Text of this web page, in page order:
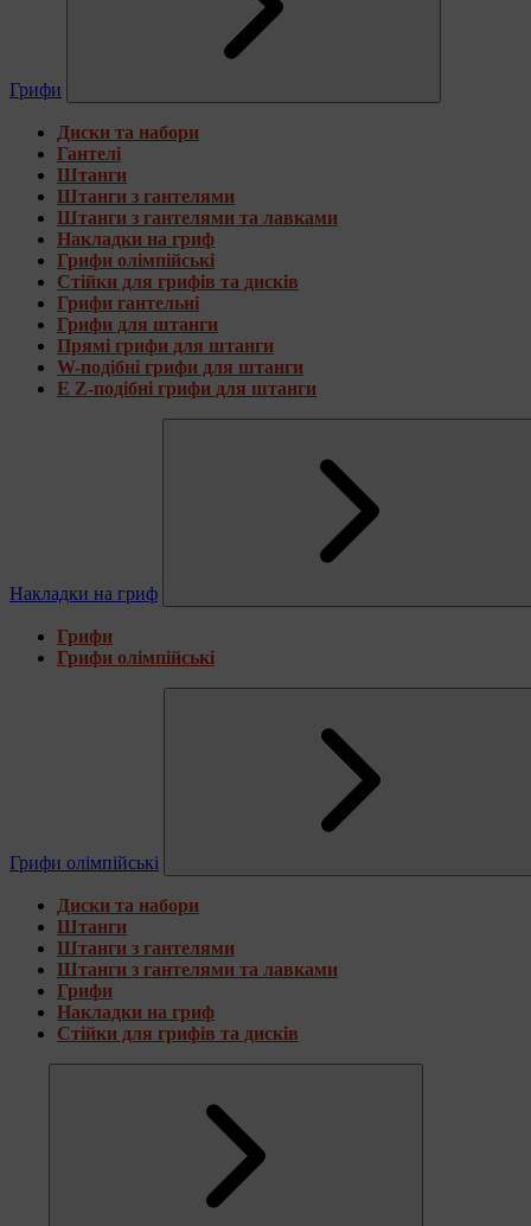
Грифи
Диски та набори
Гантелі
Штанги
Штанги з гантелями
Штанги з гантелями та лавками
Накладки на гриф
Грифи олімпійські
Стійки для грифів та дисків
Грифи гантельні
Грифи для штанги
Прямі грифи для штанги
W-подібні грифи для штанги
E Z-подібні грифи для штанги
Накладки на гриф
Грифи
Грифи олімпійські
Грифи олімпійські
Диски та набори
Штанги
Штанги з гантелями
Штанги з гантелями та лавками
Грифи
Накладки на гриф
Стійки для грифів та дисків